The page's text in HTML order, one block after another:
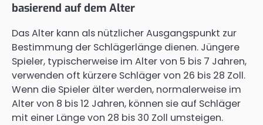
basierend auf dem Alter
Das Alter kann als nützlicher Ausgangspunkt zur
Bestimmung der Schlägerlänge dienen. Jüngere
Spieler, typischerweise im Alter von 5 bis 7 Jahren,
verwenden oft kürzere Schläger von 26 bis 28 Zoll.
Wenn die Spieler älter werden, normalerweise im
Alter von 8 bis 12 Jahren, können sie auf Schläger
mit einer Länge von 28 bis 30 Zoll umsteigen.